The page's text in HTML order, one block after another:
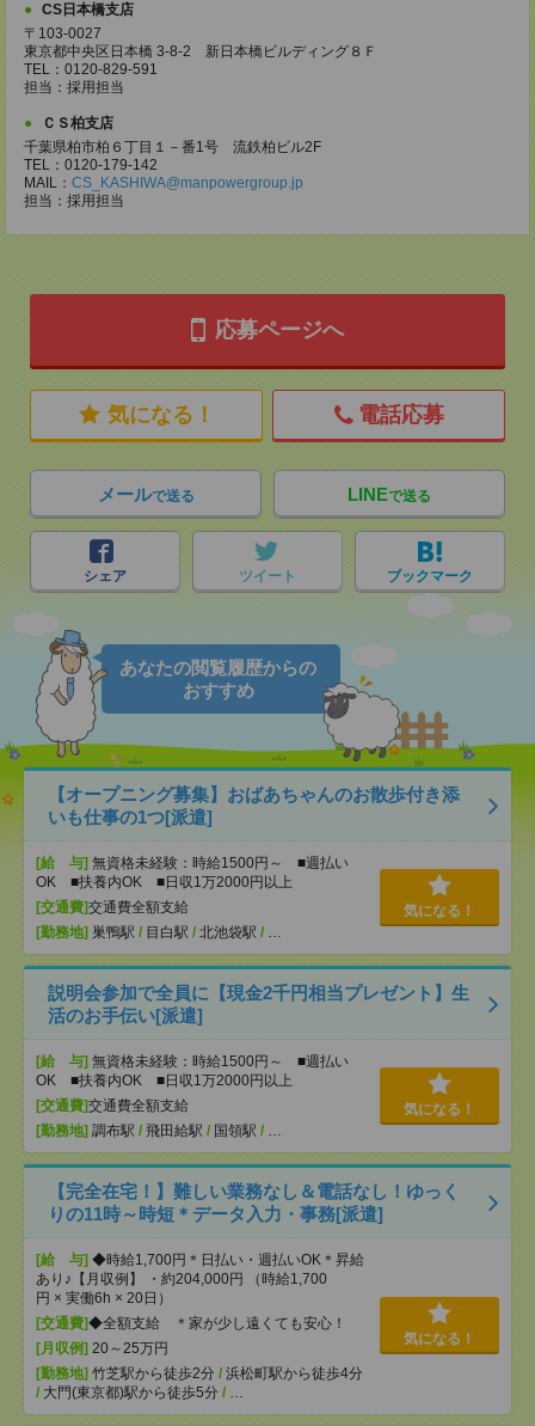
CS日本橋支店
〒103-0027
東京都中央区日本橋 3-8-2 新日本橋ビルディング８Ｆ
TEL：0120-829-591
担当：採用担当
ＣＳ柏支店
千葉県柏市柏６丁目１－番1号 流鉄柏ビル2F
TEL：0120-179-142
MAIL： CS_KASHIWA@manpowergroup.jp
担当：採用担当
応募ページへ
気になる！ 電話応募
メールで送る LINEで送る
シェア ツイート ブックマーク
あなたの閲覧履歴からの
おすすめ
【オープニング募集】おばあちゃんのお散歩付き添
いも仕事の1つ[派遣]
[給 与] 無資格未経験：時給1500円～ ■週払い
OK ■扶養内OK ■日収1万2000円以上
[交通費]交通費全額支給
[勤務地] 巣鴨駅 / 目白駅 / 北池袋駅 / …
気になる！
説明会参加で全員に【現金2千円相当プレゼント】生
活のお手伝い[派遣]
[給 与] 無資格未経験：時給1500円～ ■週払い
OK ■扶養内OK ■日収1万2000円以上
[交通費]交通費全額支給
[勤務地] 調布駅 / 飛田給駅 / 国領駅 / …
気になる！
【完全在宅！】難しい業務なし＆電話なし！ゆっく
りの11時～時短＊データ入力・事務[派遣]
[給 与] ◆時給1,700円＊日払い・週払いOK＊昇給
あり♪【月収例】 ・約204,000円 （時給1,700
円 × 実働6h × 20日）
[交通費]◆全額支給 ＊家が少し遠くても安心！
[月収例] 20～25万円
[勤務地] 竹芝駅から徒歩2分 / 浜松町駅から徒歩4分
/ 大門(東京都)駅から徒歩5分 / …
気になる！